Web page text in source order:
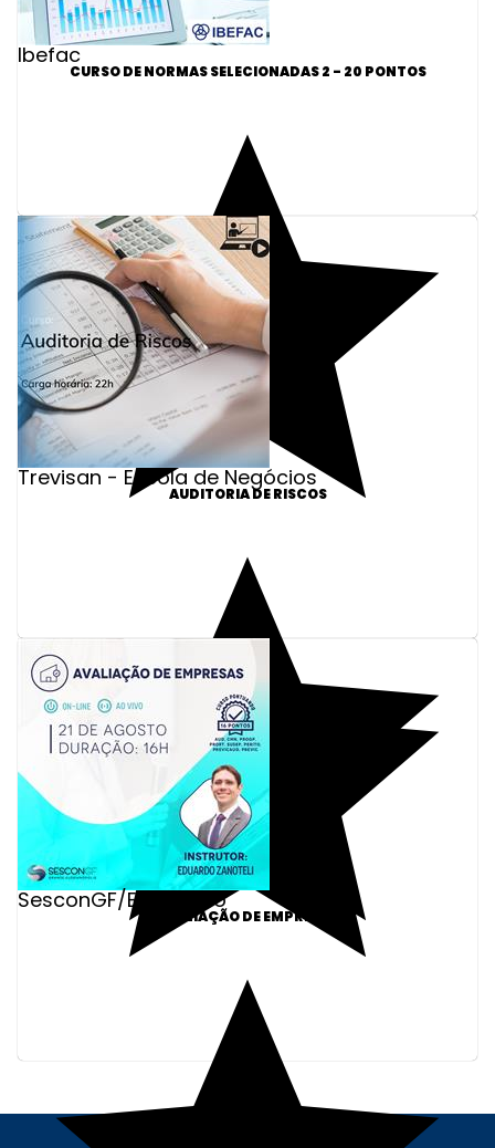
Ibefac
CURSO DE NORMAS SELECIONADAS 2 - 20 PONTOS
Trevisan - Escola de Negócios
AUDITORIA DE RISCOS
SesconGF/Educação
AVALIAÇÃO DE EMPRESAS